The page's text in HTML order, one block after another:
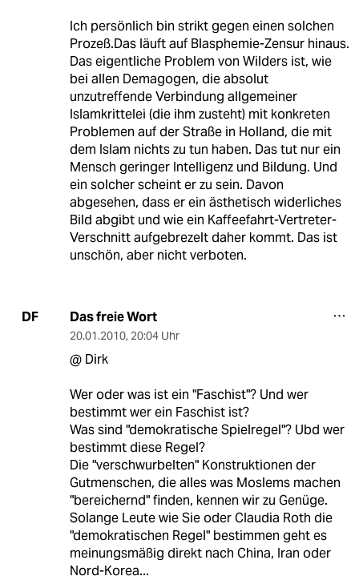
Ich persönlich bin strikt gegen einen solchen
Prozeß.Das läuft auf Blasphemie-Zensur hinaus.
Das eigentliche Problem von Wilders ist, wie
bei allen Demagogen, die absolut
unzutreffende Verbindung allgemeiner
Islamkrittelei (die ihm zusteht) mit konkreten
Problemen auf der Straße in Holland, die mit
dem Islam nichts zu tun haben. Das tut nur ein
Mensch geringer Intelligenz und Bildung. Und
ein solcher scheint er zu sein. Davon
abgesehen, dass er ein ästhetisch widerliches
Bild abgibt und wie ein Kaffeefahrt-Vertreter-
Verschnitt aufgebrezelt daher kommt. Das ist
unschön, aber nicht verboten.
DF Das freie Wort
20.01.2010, 20:04 Uhr
@ Dirk
Wer oder was ist ein "Faschist"? Und wer
bestimmt wer ein Faschist ist?
Was sind "demokratische Spielregel"? Ubd wer
bestimmt diese Regel?
Die "verschwurbelten" Konstruktionen der
Gutmenschen, die alles was Moslems machen
"bereichernd" finden, kennen wir zu Genüge.
Solange Leute wie Sie oder Claudia Roth die
"demokratischen Regel" bestimmen geht es
meinungsmäßig direkt nach China, Iran oder
Nord-Korea...